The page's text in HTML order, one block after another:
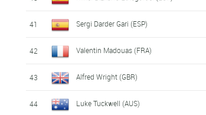
41 Sergi Darder Gari (ESP)
42 Valentin Madouas (FRA)
43 Alfred Wright (GBR)
44 Luke Tuckwell (AUS)